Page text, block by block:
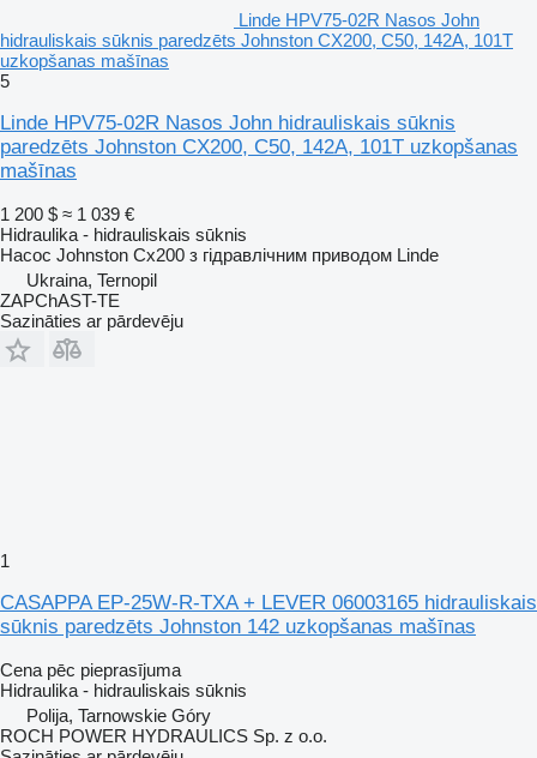
Linde HPV75-02R Nasos John
hidrauliskais sūknis paredzēts Johnston CX200, C50, 142A, 101T
uzkopšanas mašīnas
5
Linde HPV75-02R Nasos John hidrauliskais sūknis
paredzēts Johnston CX200, C50, 142A, 101T uzkopšanas
mašīnas
1 200 $ ≈ 1 039 €
Hidraulika - hidrauliskais sūknis
Насос Johnston Cx200 з гідравлічним приводом Linde
Ukraina, Ternopil
ZAPChAST-TE
Sazināties ar pārdevēju
1
CASAPPA EP-25W-R-TXA + LEVER 06003165 hidrauliskais
sūknis paredzēts Johnston 142 uzkopšanas mašīnas
Cena pēc pieprasījuma
Hidraulika - hidrauliskais sūknis
Polija, Tarnowskie Góry
ROCH POWER HYDRAULICS Sp. z o.o.